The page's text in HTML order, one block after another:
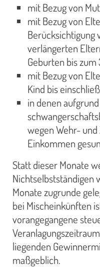
mit Bezug von
mit Bezug von
Berücksichtigung
verlängerten
Geburten bis zum
mit Bezug von
Kind bis
in denen
wegen Wehr-
Einkommen
Statt dieser Monate
Nichtselbstständigen
Monate zugrunde
bei Mischeinkünften
vorangegangene
liegenden
maßgeblich.